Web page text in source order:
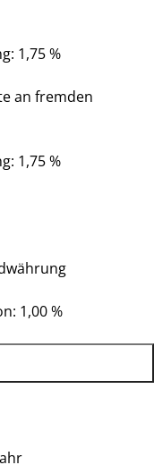
1,75 %
an fremden
1,75 %
1,00 %